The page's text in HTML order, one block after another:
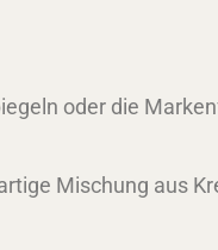
oder die
Mischung aus